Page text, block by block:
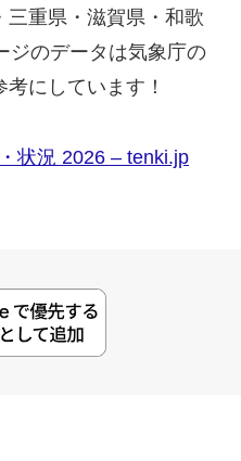
重県・滋賀県・和歌
ジのデータは気象庁の
考にしています！
状況 2026 – tenki.jp